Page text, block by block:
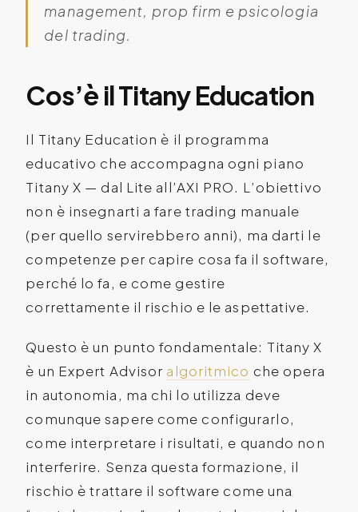
management, prop firm e psicologia
del trading.
Cos’è il Titany Education
Il Titany Education è il programma
educativo che accompagna ogni piano
Titany X — dal Lite all’AXI PRO. L’obiettivo
non è insegnarti a fare trading manuale
(per quello servirebbero anni), ma darti le
competenze per capire cosa fa il software,
perché lo fa, e come gestire
correttamente il rischio e le aspettative.
Questo è un punto fondamentale: Titany X
è un Expert Advisor algoritmico che opera
in autonomia, ma chi lo utilizza deve
comunque sapere come configurarlo,
come interpretare i risultati, e quando non
interferire. Senza questa formazione, il
rischio è trattare il software come una